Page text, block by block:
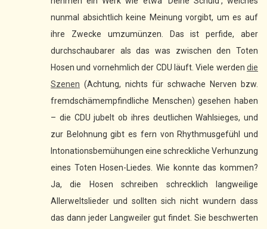
nunmal absichtlich keine Meinung vorgibt, um es auf
ihre Zwecke umzumünzen. Das ist perfide, aber
durchschaubarer als das was zwischen den Toten
Hosen und vornehmlich der CDU läuft. Viele werden die
Szenen (Achtung, nichts für schwache Nerven bzw.
fremdschämempfindliche Menschen) gesehen haben
– die CDU jubelt ob ihres deutlichen Wahlsieges, und
zur Belohnung gibt es fern von Rhythmusgefühl und
Intonationsbemühungen eine schreckliche Verhunzung
eines Toten Hosen-Liedes. Wie konnte das kommen?
Ja, die Hosen schreiben schrecklich langweilige
Allerweltslieder und sollten sich nicht wundern dass
das dann jeder Langweiler gut findet. Sie beschwerten